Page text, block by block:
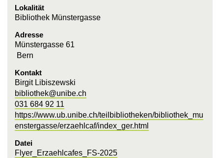
Lokalität
Bibliothek Münstergasse
Adresse
Münstergasse 61
Bern
Kontakt
Birgit Libiszewski
bibliothek@unibe.ch
031 684 92 11
https://www.ub.unibe.ch/teilbibliotheken/bibliothek_mu
enstergasse/erzaehlcaf/index_ger.html
Datei
Flyer_Erzaehlcafes_FS-2025